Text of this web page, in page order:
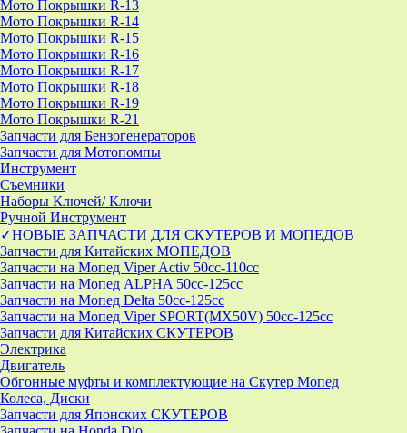
Мото Покрышки R-13
Мото Покрышки R-14
Мото Покрышки R-15
Мото Покрышки R-16
Мото Покрышки R-17
Мото Покрышки R-18
Мото Покрышки R-19
Мото Покрышки R-21
Запчасти для Бензогенераторов
Запчасти для Мотопомпы
Инструмент
Съемники
Наборы Ключей/ Ключи
Ручной Инструмент
✓НОВЫЕ ЗАПЧАСТИ ДЛЯ СКУТЕРОВ И МОПЕДОВ
Запчасти для Китайских МОПЕДОВ
Запчасти на Мопед Viper Activ 50cc-110cc
Запчасти на Мопед ALPHA 50cc-125cc
Запчасти на Мопед Delta 50cc-125cc
Запчасти на Мопед Viper SPORT(MX50V) 50cc-125cc
Запчасти для Китайских СКУТЕРОВ
Электрика
Двигатель
Обгонные муфты и комплектующие на Скутер Мопед
Колеса, Диски
Запчасти для Японских СКУТЕРОВ